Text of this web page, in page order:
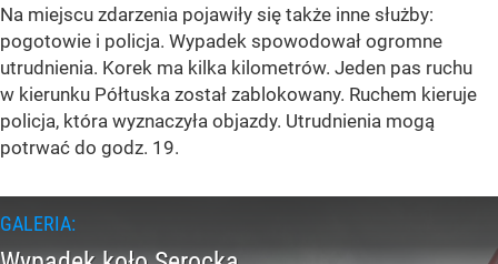
Na miejscu zdarzenia pojawiły się także inne służby:
pogotowie i policja. Wypadek spowodował ogromne
utrudnienia. Korek ma kilka kilometrów. Jeden pas ruchu
w kierunku Półtuska został zablokowany. Ruchem kieruje
policja, która wyznaczyła objazdy. Utrudnienia mogą
potrwać do godz. 19.